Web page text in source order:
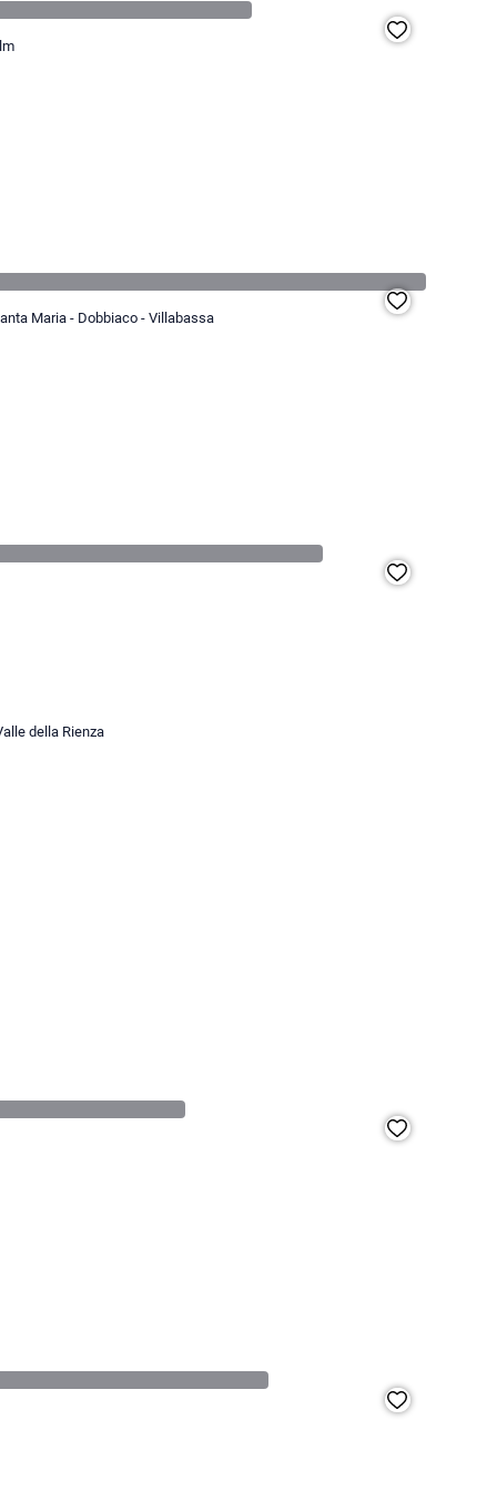
Maria - Dobbiaco - Villabassa
della Rienza